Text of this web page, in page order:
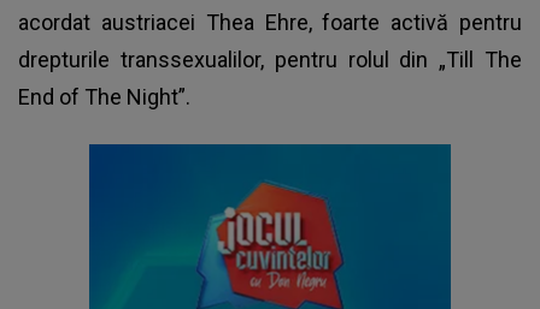
acordat austriacei Thea Ehre, foarte activă pentru
drepturile transsexualilor, pentru rolul din „Till The
End of The Night”.